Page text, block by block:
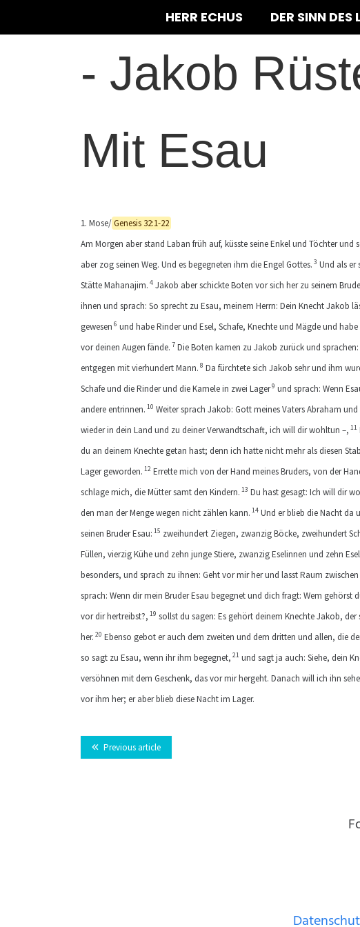
HERR ECHUS DER SINN DES
- Jakob
Mit Esau
1. Mose/Genesis 32:1-22
Am Morgen aber stand Laban früh auf, küsste seine Enkel und Töchter
aber zog seinen Weg. Und es begegneten ihm die Engel Gottes. 3 Und als er
Stätte Mahanajim. 4 Jakob aber schickte Boten vor sich her zu seinem
ihnen und sprach: So sprecht zu Esau, meinem Herrn: Dein Knecht Jakob
gewesen 6 und habe Rinder und Esel, Schafe, Knechte und Mägde und
vor deinen Augen fände. 7 Die Boten kamen zu Jakob zurück und
entgegen mit vierhundert Mann. 8 Da fürchtete sich Jakob sehr und ihm
Schafe und die Rinder und die Kamele in zwei Lager9 und sprach: Wenn
andere entrinnen. 10 Weiter sprach Jakob: Gott meines Vaters Abraham
wieder in dein Land und zu deiner Verwandtschaft, ich will dir wohltun –, 11
du an deinem Knechte getan hast; denn ich hatte nicht mehr als diesen
Lager geworden. 12 Errette mich von der Hand meines Bruders, von der
schlage mich, die Mütter samt den Kindern. 13 Du hast gesagt: Ich will dir
den man der Menge wegen nicht zählen kann. 14 Und er blieb die Nacht da
seinen Bruder Esau: 15 zweihundert Ziegen, zwanzig Böcke, zweihundert
Füllen, vierzig Kühe und zehn junge Stiere, zwanzig Eselinnen und zehn
besonders, und sprach zu ihnen: Geht vor mir her und lasst Raum
sprach: Wenn dir mein Bruder Esau begegnet und dich fragt: Wem
vor dir hertreibst?, 19 sollst du sagen: Es gehört deinem Knechte Jakob, der
her. 20 Ebenso gebot er auch dem zweiten und dem dritten und allen, die
so sagt zu Esau, wenn ihr ihm begegnet, 21 und sagt ja auch: Siehe, dein
versöhnen mit dem Geschenk, das vor mir hergeht. Danach will ich ihn
vor ihm her; er aber blieb diese Nacht im Lager.
Previous article